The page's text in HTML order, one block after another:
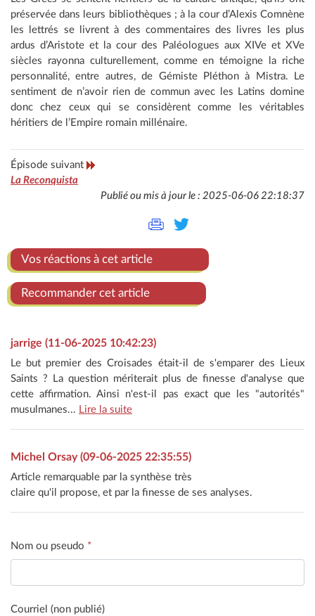
préservée dans leurs bibliothèques ; à la cour d’Alexis Comnène
les lettrés se livrent à des commentaires des livres les plus
ardus d’Aristote et la cour des Paléologues aux XIVe et XVe
siècles rayonna culturellement, comme en témoigne la riche
personnalité, entre autres, de Gémiste Pléthon à Mistra. Le
sentiment de n’avoir rien de commun avec les Latins domine
donc chez ceux qui se considèrent comme les véritables
héritiers de l’Empire romain millénaire.
Épisode suivant
La Reconquista
Publié ou mis à jour le : 2025-06-06 22:18:37
Vos réactions à cet article
Recommander cet article
jarrige (11-06-2025 10:42:23)
Le but premier des Croisades était-il de s'emparer des Lieux
Saints ? La question mériterait plus de finesse d'analyse que
cette affirmation. Ainsi n'est-il pas exact que les "autorités"
musulmanes... Lire la suite
Michel Orsay (09-06-2025 22:35:55)
Article remarquable par la synthèse très
claire qu'il propose, et par la finesse de ses analyses.
Nom ou pseudo *
Courriel (non publié)